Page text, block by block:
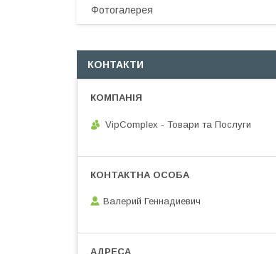
Фотогалерея
КОНТАКТИ
VipComplex - Товари та Послуги
Валерий Геннадиевич